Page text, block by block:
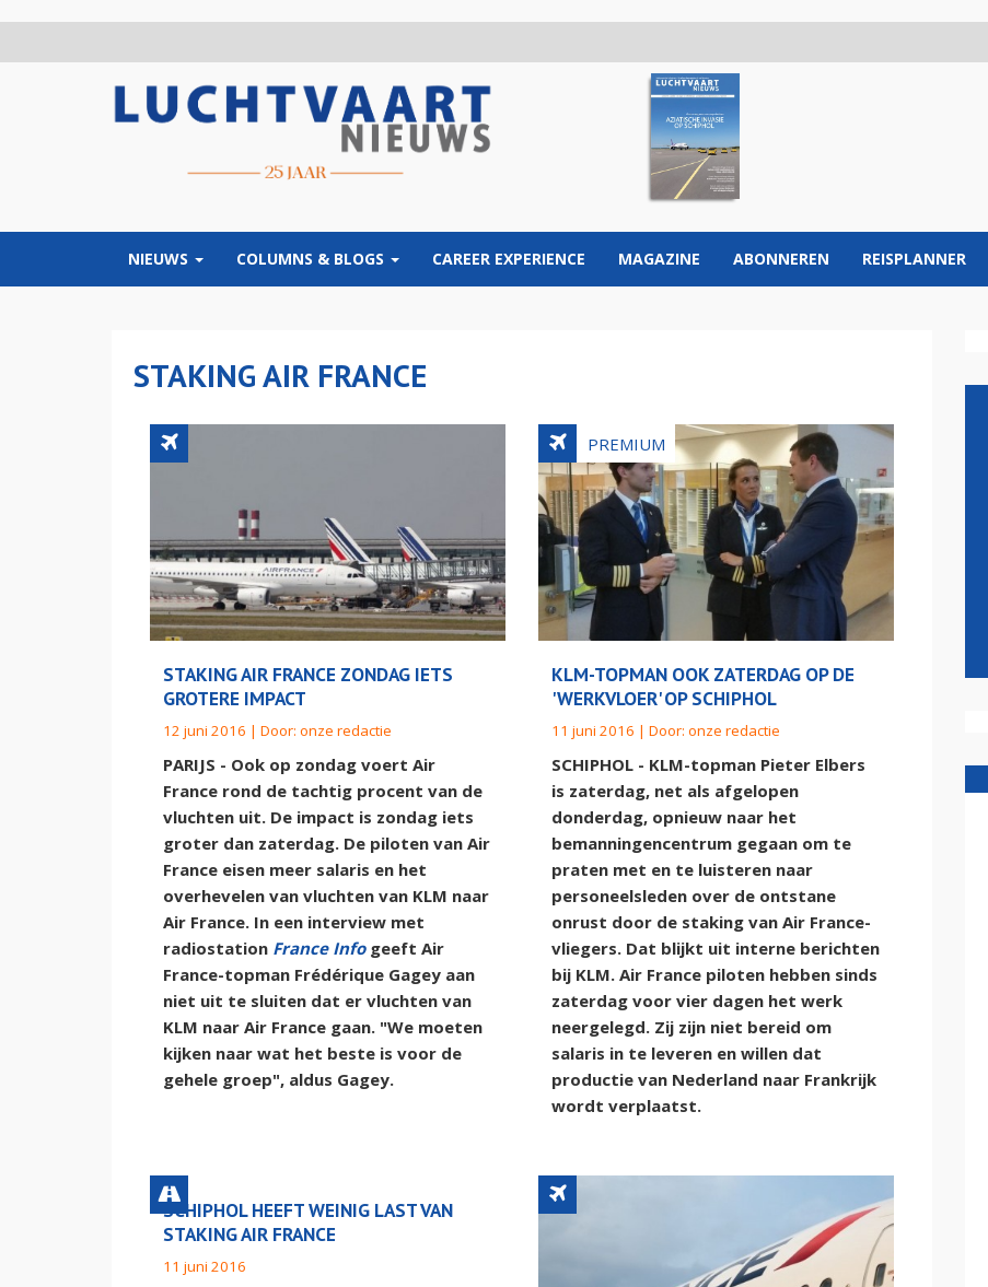
NIEUWS COLUMNS & BLOGS CAREER EXPERIENCE MAGAZINE ABONNEREN REISPLANNER
STAKING AIR FRANCE
STAKING AIR FRANCE ZONDAG IETS
GROTERE IMPACT
12 juni 2016 | Door: onze redactie
PARIJS - Ook op zondag voert Air
France rond de tachtig procent van de
vluchten uit. De impact is zondag iets
groter dan zaterdag. De piloten van Air
France eisen meer salaris en het
overhevelen van vluchten van KLM naar
Air France. In een interview met
radiostation France Infogeeft Air
France-topman Frédérique Gagey aan
niet uit te sluiten dat er vluchten van
KLM naar Air France gaan. "We moeten
kijken naar wat het beste is voor de
gehele groep", aldus Gagey.
KLM-TOPMAN OOK ZATERDAG OP DE
'WERKVLOER' OP SCHIPHOL
11 juni 2016 | Door: onze redactie
SCHIPHOL - KLM-topman Pieter Elbers
is zaterdag, net als afgelopen
donderdag, opnieuw naar het
bemanningencentrum gegaan om te
praten met en te luisteren naar
personeelsleden over de ontstane
onrust door de staking van Air France-
vliegers. Dat blijkt uit interne berichten
bij KLM. Air France piloten hebben sinds
zaterdag voor vier dagen het werk
neergelegd. Zij zijn niet bereid om
salaris in te leveren en willen dat
productie van Nederland naar Frankrijk
wordt verplaatst.
SCHIPHOL HEEFT WEINIG LAST VAN
STAKING AIR FRANCE
11 juni 2016